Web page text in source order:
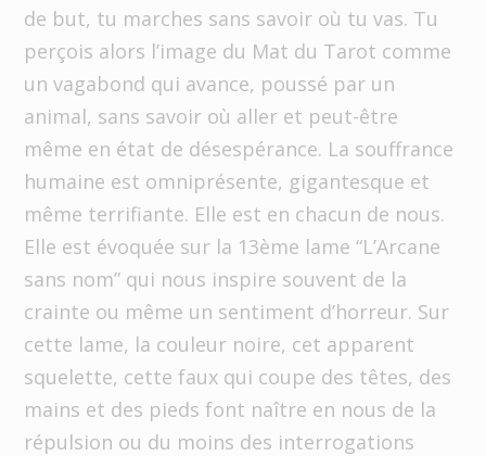
de but, tu marches sans savoir où tu vas. Tu
perçois alors l’image du Mat du Tarot comme
un vagabond qui avance, poussé par un
animal, sans savoir où aller et peut-être
même en état de désespérance. La souffrance
humaine est omniprésente, gigantesque et
même terrifiante. Elle est en chacun de nous.
Elle est évoquée sur la 13ème lame “L’Arcane
sans nom” qui nous inspire souvent de la
crainte ou même un sentiment d’horreur. Sur
cette lame, la couleur noire, cet apparent
squelette, cette faux qui coupe des têtes, des
mains et des pieds font naître en nous de la
répulsion ou du moins des interrogations